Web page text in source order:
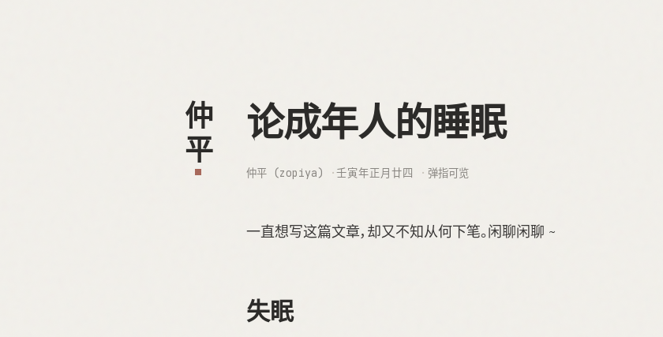
仲平 论成年人的睡眠
仲平 (zopiya) 壬寅年正月廿四 弹指可览
一直想写这篇文章，却又不知从何下笔。闲聊闲聊 ~
失眠